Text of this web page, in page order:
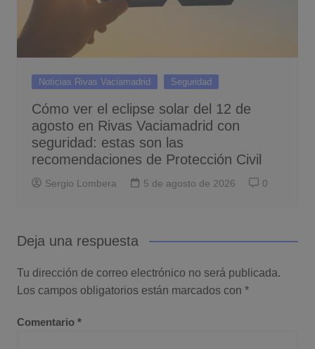
Noticias Rivas Vaciamadrid Seguridad
Cómo ver el eclipse solar del 12 de
agosto en Rivas Vaciamadrid con
seguridad: estas son las
recomendaciones de Protección Civil
Sergio Lombera 5 de agosto de 2026 0
Deja una respuesta
Tu dirección de correo electrónico no será publicada.
Los campos obligatorios están marcados con *
Comentario *